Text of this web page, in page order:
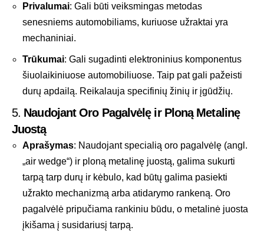
Privalumai: Gali būti veiksmingas metodas
senesniems automobiliams, kuriuose užraktai yra
mechaniniai.
Trūkumai: Gali sugadinti elektroninius komponentus
šiuolaikiniuose automobiliuose. Taip pat gali pažeisti
durų apdailą. Reikalauja specifinių žinių ir įgūdžių.
5. Naudojant Oro Pagalvėlę ir Ploną Metalinę
Juostą
Aprašymas: Naudojant specialią oro pagalvėlę (angl.
„air wedge“) ir ploną metalinę juostą, galima sukurti
tarpą tarp durų ir kėbulo, kad būtų galima pasiekti
užrakto mechanizmą arba atidarymo rankeną. Oro
pagalvėlė pripučiama rankiniu būdu, o metalinė juosta
įkišama į susidariusį tarpą.